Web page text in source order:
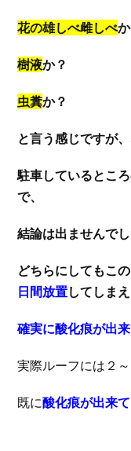
花の雄しべ雌しべ
樹液か？
虫糞か？
と言う感じですが
駐車しているとこ
で、
結論は出ませんでし
どちらにしてもこ
日間放置してしまえ
確実に酸化痕が出
実際ルーフには２
既に酸化痕が出来